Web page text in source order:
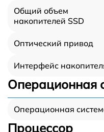
Общий объем
накопителей SSD
Оптический привод
Интерфейс
Операционная
Операционная
Процессор